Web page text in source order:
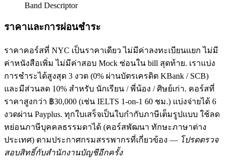
Band Descriptor
ราคาและการผ่อนชำระ
ราคาคอร์สที่ NYC เป็นราคาเดียว ไม่มีค่าลงทะเบียนแยก ไม่มี
ค่าหนังสือเพิ่ม ไม่มีค่าสอบ Mock ซ่อนใน bill สุดท้าย. เราแบ่ง
การชำระได้สูงสุด 3 งวด (0% ผ่านบัตรเครดิต KBank / SCB)
และมีส่วนลด 10% สำหรับ นักเรียน / พี่น้อง / ศิษย์เก่า. คอร์สที่
ราคาสูงกว่า ฿30,000 (เช่น IELTS 1-on-1 60 ชม.) แบ่งจ่ายได้ 6
งวดผ่าน Payplus. ทุกใบเสร็จเป็นใบกำกับภาษีเต็มรูปแบบ ใช้ลด
หย่อนภาษีบุคคลธรรมดาได้ (คอร์สพัฒนา ทักษะภาษาต่าง
ประเทศ) ตามประกาศกรมสรรพากรที่เกี่ยวข้อง — โปรดตรวจ
สอบสิทธิ์กับสำนักงานบัญชีอีกครั้ง